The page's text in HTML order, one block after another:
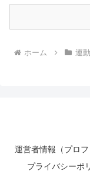
ホーム 運
運営者情報（プロフ
プライバシーポ